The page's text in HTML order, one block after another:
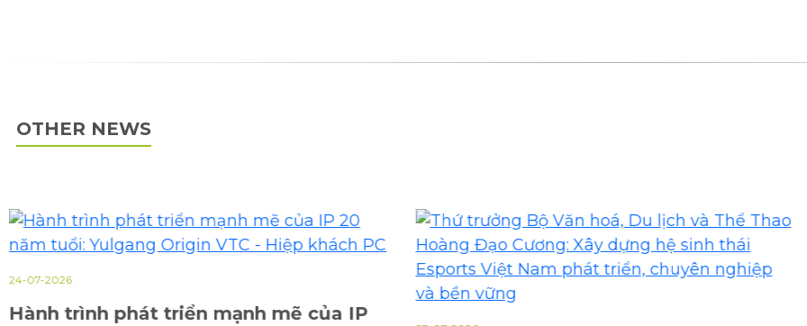
OTHER NEWS
24-07-2026
Hành trình phát triển mạnh mẽ của IP